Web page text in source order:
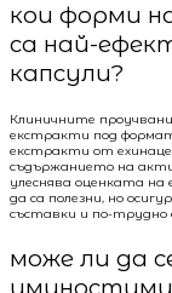
кои форми
са най-
капсули?
Клиничните
екстракти под
екстракти от
съдържанието на
улеснява оценката
да са полезни, но
съставки и по-
може ли да